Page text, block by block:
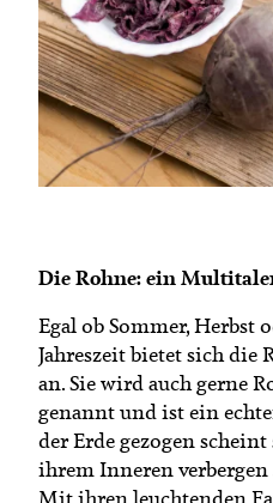
Mitgliedschaft
Landessekretariat
Bäuerliche Buffets
Hofgeschichten
Die Rohne: ein
Egal ob Sommer, Herbst
Jahreszeit bietet sich die
an. Sie wird auch gerne
genannt und ist ein
der Erde gezogen
ihrem Inneren
Mit ihren leuchtenden